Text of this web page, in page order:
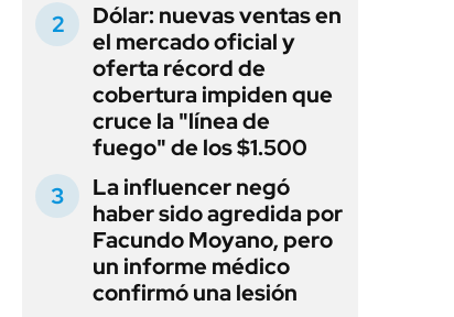
Dólar: nuevas ventas en
el mercado oficial y
oferta récord de
cobertura impiden que
cruce la "línea de
fuego" de los $1.500
La influencer negó
haber sido agredida por
Facundo Moyano, pero
un informe médico
confirmó una lesión